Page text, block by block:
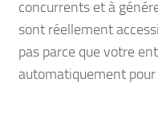
concurrents et à
sont réellement
pas parce que votre
automatiquement